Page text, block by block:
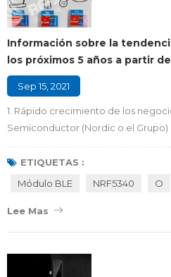
Información sobre la
los próximos 5 años a partir
Nordic Semiconductor
Sep 15, 2021
1. Rápido crecimiento de los
Semiconductor (Nordic o el
USD 127,1 millones en el cuarto
aumento del 53 % con respecto a
cuarto trimestre de 2019. Para el
del 41 % desde USD 288,4 millones ...
ETIQUETAS :
Módulo BLE
NRF5340 O
Lee Mas